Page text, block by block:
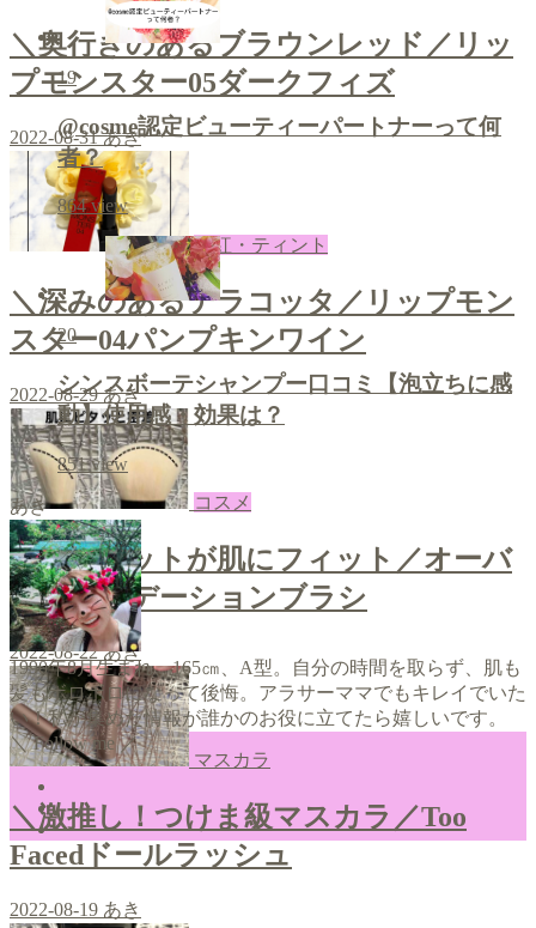
＼奥行きのあるブラウンレッド／リッ
プモンスター05ダークフィズ
2022-08-31 あき
口紅・ティント
＼深みのあるテラコッタ／リップモン
スター04パンプキンワイン
2022-08-29 あき
コスメ
＼斜めカットが肌にフィット／オーバ
ルファンデーションブラシ
2022-08-22 あき
マスカラ
＼激推し！つけま級マスカラ／Too
Facedドールラッシュ
2022-08-19 あき
19
@cosme認定ビューティーパートナーって何
者？
864view
20
シンスボーテシャンプー口コミ【泡立ちに感
動】使用感・効果は？
851view
あき
1990年8月生まれ、165㎝、A型。自分の時間を取らず、肌も
髪もボロボロになって後悔。アラサーママでもキレイでいた
い！私が集めた情報が誰かのお役に立てたら嬉しいです。
＼ Follow me ／